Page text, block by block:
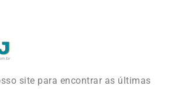
site para encontrar as últimas